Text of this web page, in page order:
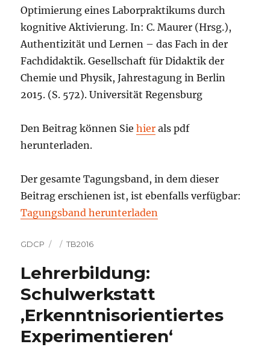
Optimierung eines Laborpraktikums durch
kognitive Aktivierung. In: C. Maurer (Hrsg.),
Authentizität und Lernen – das Fach in der
Fachdidaktik. Gesellschaft für Didaktik der
Chemie und Physik, Jahrestagung in Berlin
2015. (S. 572). Universität Regensburg
Den Beitrag können Siehier als pdf
herunterladen.
Der gesamte Tagungsband, in dem dieser
Beitrag erschienen ist, ist ebenfalls verfügbar:
Tagungsband herunterladen
Autor
GDCP
Veröffentlicht
Kategorien
TB2016
Lehrerbildung:
Schulwerkstatt
‚Erkenntnisorientiertes
Experimentieren‘